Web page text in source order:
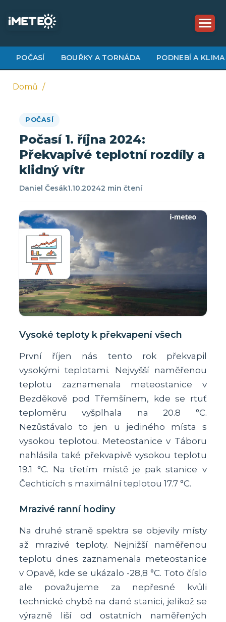
obsahu
POČASÍ BOUŘKY A TORNÁDA PODNEBÍ A KLIMA
navigace
Domů
POČASÍ
Počasí 1. října 2024:
Překvapivé teplotní rozdíly a
klidný vítr
Daniel Česák1.10.20242 min čtení
Vysoké teploty k překvapení všech
První říjen nás tento rok překvapil
vysokými teplotami. Nejvyšší naměřenou
teplotu zaznamenala meteostanice v
Bezděkově pod Třemšínem, kde se rtuť
teploměru vyšplhala na 20.8 °C.
Nezůstávalo to jen u jediného místa s
vysokou teplotou. Meteostanice v Táboru
nahlásila také překvapivě vysokou teplotu
19.1 °C. Na třetím místě je pak stanice v
Čechticích s maximální teplotou 17.7 °C.
Mrazivé ranní hodiny
Na druhé straně spektra se objevily místy
až mrazivé teploty. Nejnižší naměřenou
teplotu dnes zaznamenala meteostanice
v Opavě, kde se ukázalo -28,8 °C. Toto číslo
ale považujeme za nepřesné kvůli
technické chybě na dané stanici, jelikož se
výrazně liší od ostatních naměřených